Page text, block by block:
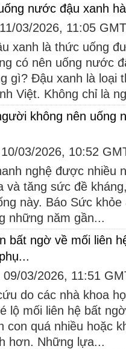
nước đậu xanh
03/2026, 11:05
xanh là thức uống
có nên uống nước
gì? Đậu xanh là loại
Việt. Không chỉ là
không nên uống
03/2026, 10:52
nghệ được nhiều
và tăng sức đề
này. Báo Sức
những năm gần...
bất ngờ về mối liên
03/2026, 11:51
do các nhà khoa
lộ mối liên hệ bất
con quá nhiều hoặc
hơn. Những lựa...